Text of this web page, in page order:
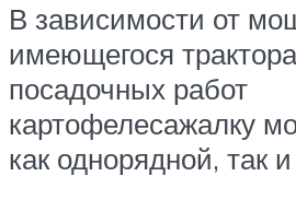
В зависимости от
имеющегося
посадочных работ
картофелесажалку
как однорядной, так